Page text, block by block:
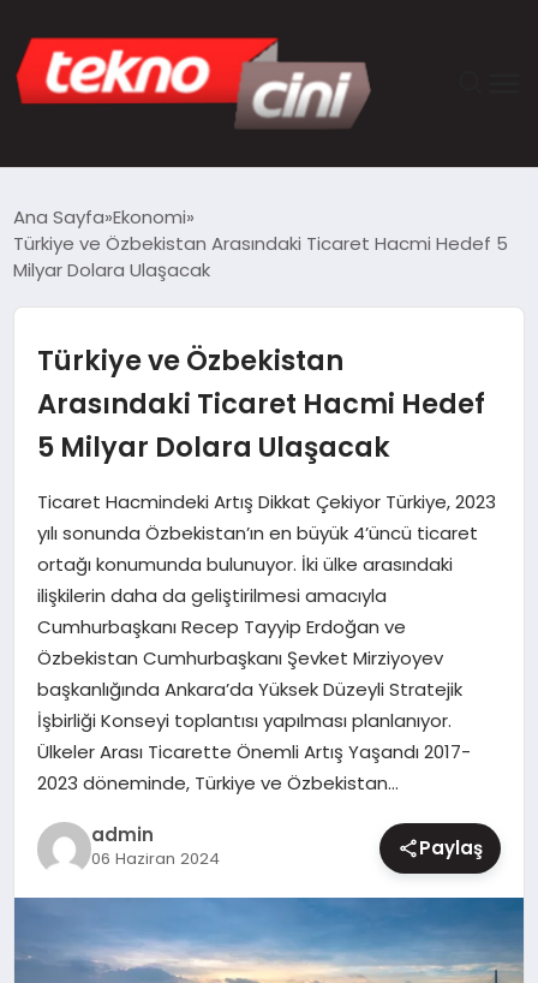
TEKNOLOJI
SAĞLIK
DÜNYA
MAGAZIN
Ana Sayfa Ekonomi
Türkiye ve Özbekistan Arasındaki Ticaret Hacmi Hedef 5
Milyar Dolara Ulaşacak
Türkiye ve Özbekistan
Arasındaki Ticaret Hacmi Hedef
5 Milyar Dolara Ulaşacak
Ticaret Hacmindeki Artış Dikkat Çekiyor Türkiye, 2023
yılı sonunda Özbekistan’ın en büyük 4’üncü ticaret
ortağı konumunda bulunuyor. İki ülke arasındaki
ilişkilerin daha da geliştirilmesi amacıyla
Cumhurbaşkanı Recep Tayyip Erdoğan ve
Özbekistan Cumhurbaşkanı Şevket Mirziyoyev
başkanlığında Ankara’da Yüksek Düzeyli Stratejik
İşbirliği Konseyi toplantısı yapılması planlanıyor.
Ülkeler Arası Ticarette Önemli Artış Yaşandı 2017-
2023 döneminde, Türkiye ve Özbekistan…
admin
06 Haziran 2024 Paylaş